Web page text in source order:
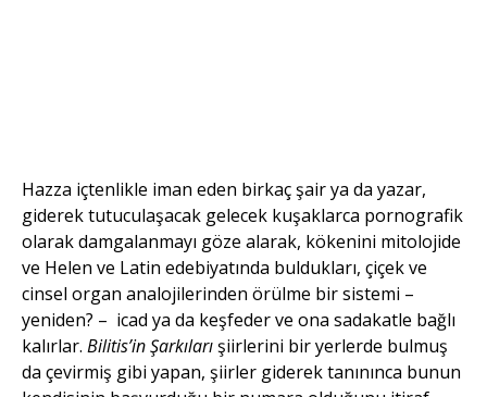
Hazza içtenlikle iman eden birkaç şair ya da yazar,
giderek tutuculaşacak gelecek kuşaklarca pornografik
olarak damgalanmayı göze alarak, kökenini mitolojide
ve Helen ve Latin edebiyatında buldukları, çiçek ve
cinsel organ analojilerinden örülme bir sistemi –
yeniden? – icad ya da keşfeder ve ona sadakatle bağlı
kalırlar. Bilitis’in Şarkılarışiirlerini bir yerlerde bulmuş
da çevirmiş gibi yapan, şiirler giderek tanınınca bunun